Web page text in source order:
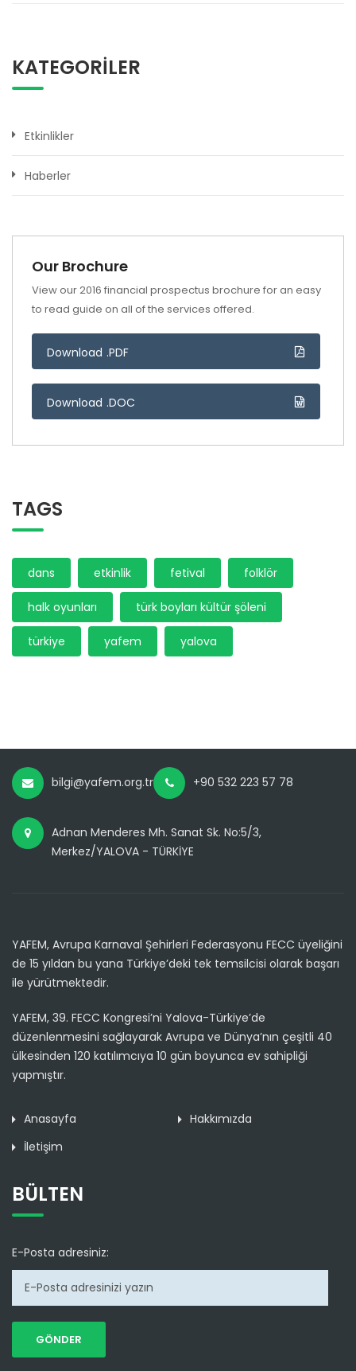
KATEGORILER
Etkinlikler
Haberler
Our Brochure
View our 2016 financial prospectus brochure for an easy
to read guide on all of the services offered.
Download .PDF
Download .DOC
TAGS
dans etkinlik fetival folklör
halk oyunları türk boyları kültür şöleni
türkiye yafem yalova
bilgi@yafem.org.tr +90 532 223 57 78
Adnan Menderes Mh. Sanat Sk. No:5/3,
Merkez/YALOVA - TÜRKİYE
YAFEM, Avrupa Karnaval Şehirleri Federasyonu FECC üyeliğini
de 15 yıldan bu yana Türkiye’deki tek temsilcisi olarak başarı
ile yürütmektedir.
YAFEM, 39. FECC Kongresi’ni Yalova-Türkiye’de
düzenlenmesini sağlayarak Avrupa ve Dünya’nın çeşitli 40
ülkesinden 120 katılımcıya 10 gün boyunca ev sahipliği
yapmıştır.
Anasayfa
Hakkımızda
İletişim
BÜLTEN
E-Posta adresiniz: